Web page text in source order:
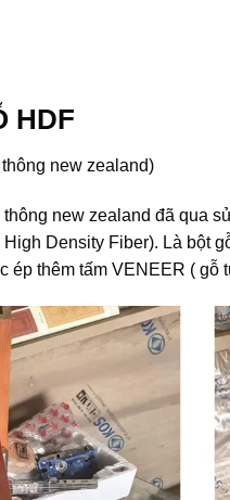
HDF
new zealand)
new zealand đã qua
Density Fiber). Là bột
ép thêm tấm VENEER ( gỗ